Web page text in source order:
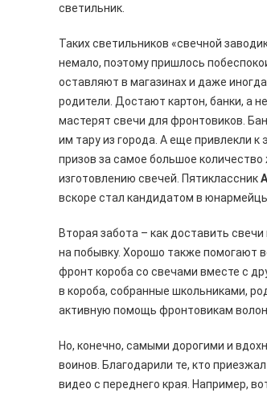
светильник.
Таких светильников «свечной
немало, поэтому пришлось
оставляют в магазинах и даже
родители. Достают картон, банки, а
мастерят свечи для фронтовиков.
им тару из города. А еще привлекли
призов за самое большое
изготовлению свечей. Пятиклассник
вскоре стал кандидатом в
Вторая забота – как доставить
на побывку. Хорошо также помогают
фронт короба со свечами вместе с
в короба, собранные школьниками,
активную помощь фронтовикам
Но, конечно, самыми дорогими и
воинов. Благодарили те, кто
видео с переднего края. Например,